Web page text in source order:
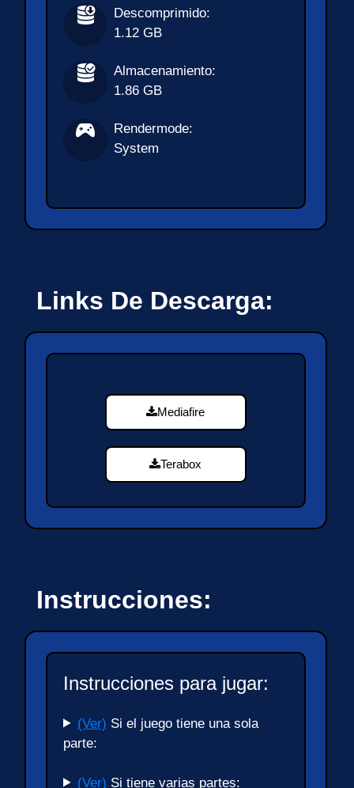
Descomprimido:
1.12 GB
Almacenamiento:
1.86 GB
Rendermode:
System
Links De Descarga:
Mediafire
Terabox
Instrucciones:
Instrucciones para jugar:
(Ver) Si el juego tiene una sola
parte:
(Ver) Si tiene varias partes: